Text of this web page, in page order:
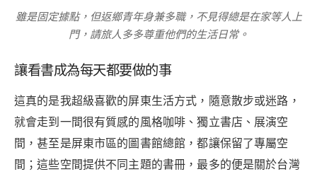
雖是固定據點，但返鄉青年身兼多職，不見得總是在家等人上
門，請旅人多多尊重他們的生活日常。
讓看書成為每天都要做的事
這真的是我超級喜歡的屏東生活方式，隨意散步或迷路，
就會走到一間很有質感的風格咖啡、獨立書店、展演空
間，甚至是屏東市區的圖書館總館，都讓保留了專屬空
間；這些空間提供不同主題的書冊，最多的便是關於台灣